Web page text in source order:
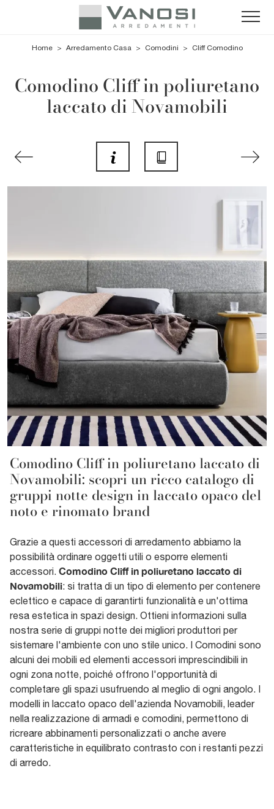
Home > Arredamento Casa > Comodini > Cliff Comodino
Comodino Cliff in poliuretano
laccato di Novamobili
Comodino Cliff in poliuretano laccato di
Novamobili: scopri un ricco catalogo di
gruppi notte design in laccato opaco del
noto e rinomato brand
Grazie a questi accessori di arredamento abbiamo la
possibilità ordinare oggetti utili o esporre elementi
accessori. Comodino Cliff in poliuretano laccato di
Novamobili: si tratta di un tipo di elemento per contenere
eclettico e capace di garantirti funzionalità e un'ottima
resa estetica in spazi design. Ottieni informazioni sulla
nostra serie di gruppi notte dei migliori produttori per
sistemare l'ambiente con uno stile unico. I Comodini sono
alcuni dei mobili ed elementi accessori imprescindibili in
ogni zona notte, poiché offrono l'opportunità di
completare gli spazi usufruendo al meglio di ogni angolo. I
modelli in laccato opaco dell'azienda Novamobili, leader
nella realizzazione di armadi e comodini, permettono di
ricreare abbinamenti personalizzati o anche avere
caratteristiche in equilibrato contrasto con i restanti pezzi
di arredo.